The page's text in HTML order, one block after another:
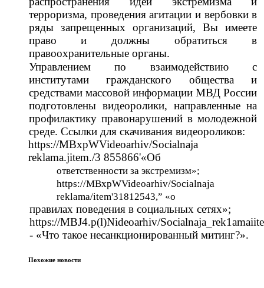
терроризма, проведения агитации и вербовки в
ряды запрещенных организаций, Вы имеете
право и должны обратиться в
правоохранительные органы.
Управлением по взаимодействию с
институтами гражданского общества и
средствами массовой информации МВД России
подготовлены видеоролики, направленные на
профилактику правонарушений в молодежной
среде. Ссылки для скачивания видеороликов:
https://MBxpWVideoarhiv/Socialnaja
reklama.jitem./3 855866'«Об
ответственности за экстремизм»;
https://MBxpWVideoarhiv/Socialnaja
reklama/item'31812543,” «о
правилах поведения в социальных сетях»;
https://MBJ4.p(l)Nideoarhiv/
- «Что такое несанкционированный митинг?».
Похожие новости